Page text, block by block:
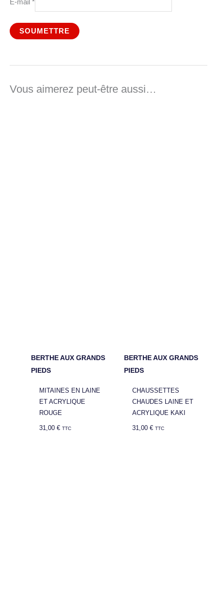
E-mail *
Vous aimerez peut-être aussi…
BERTHE AUX GRANDS
PIEDS
MITAINES EN LAINE
ET ACRYLIQUE
ROUGE
31,00€ TTC
BERTHE AUX GRANDS
PIEDS
CHAUSSETTES
CHAUDES LAINE ET
ACRYLIQUE KAKI
31,00€ TTC